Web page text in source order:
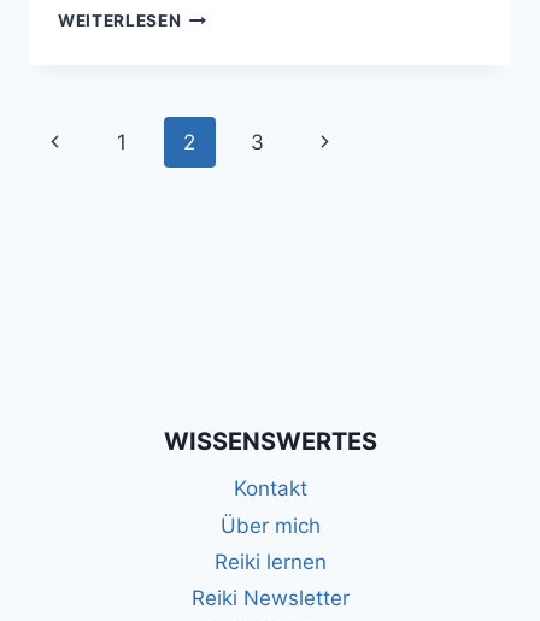
WEITERLESEN LEMURISCHE
DICH
MIT
DER
Seitennavigation
Vorherige
1 2 3
Nächste
WISSENSWERTES
Kontakt
Über mich
Reiki lernen
Reiki Newsletter